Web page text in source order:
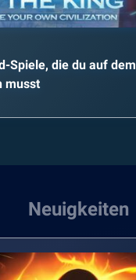
Spiele, die du auf
musst
Neuigkeiten